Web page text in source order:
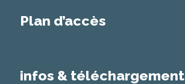
Plan d’accès
infos & téléchargement